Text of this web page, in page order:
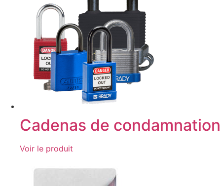
Cadenas de condamnation
Voir le produit